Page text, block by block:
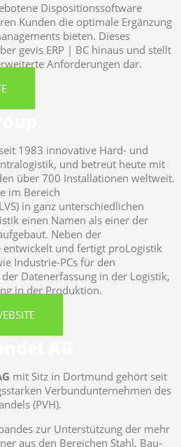
Dispositionssoftware
Kunden die optimale Ergänzung
bieten. Dieses
gevis ERP | BC hinaus und stellt
Anforderungen dar.
1983 innovative Hard- und
und betreut heute mit
über 700 Installationen weltweit.
im Bereich
in ganz unterschiedlichen
einen Namen als einer der
Neben der
entwickelt und fertigt proLogistik
Industrie-PCs für den
Datenerfassung in der Logistik,
in der Produktion.
mit Sitz in Dortmund gehört seit
Verbundunternehmen des
(PVH).
zur Unterstützung der mehr
aus den Bereichen Stahl, Bau-